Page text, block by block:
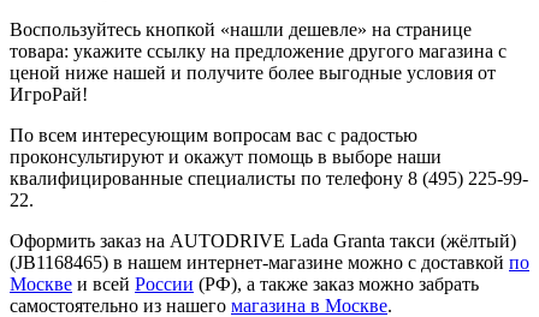
Воспользуйтесь кнопкой «нашли дешевле» на странице
товара: укажите ссылку на предложение другого магазина с
ценой ниже нашей и получите более выгодные условия от
ИгроРай!
По всем интересующим вопросам вас с радостью
проконсультируют и окажут помощь в выборе наши
квалифицированные специалисты по телефону 8 (495) 225-99-
22.
Оформить заказ на AUTODRIVE Lada Granta такси (жёлтый)
(JB1168465) в нашем интернет-магазине можно с доставкой по
Москве и всей России (РФ), а также заказ можно забрать
самостоятельно из нашего магазина в Москве.